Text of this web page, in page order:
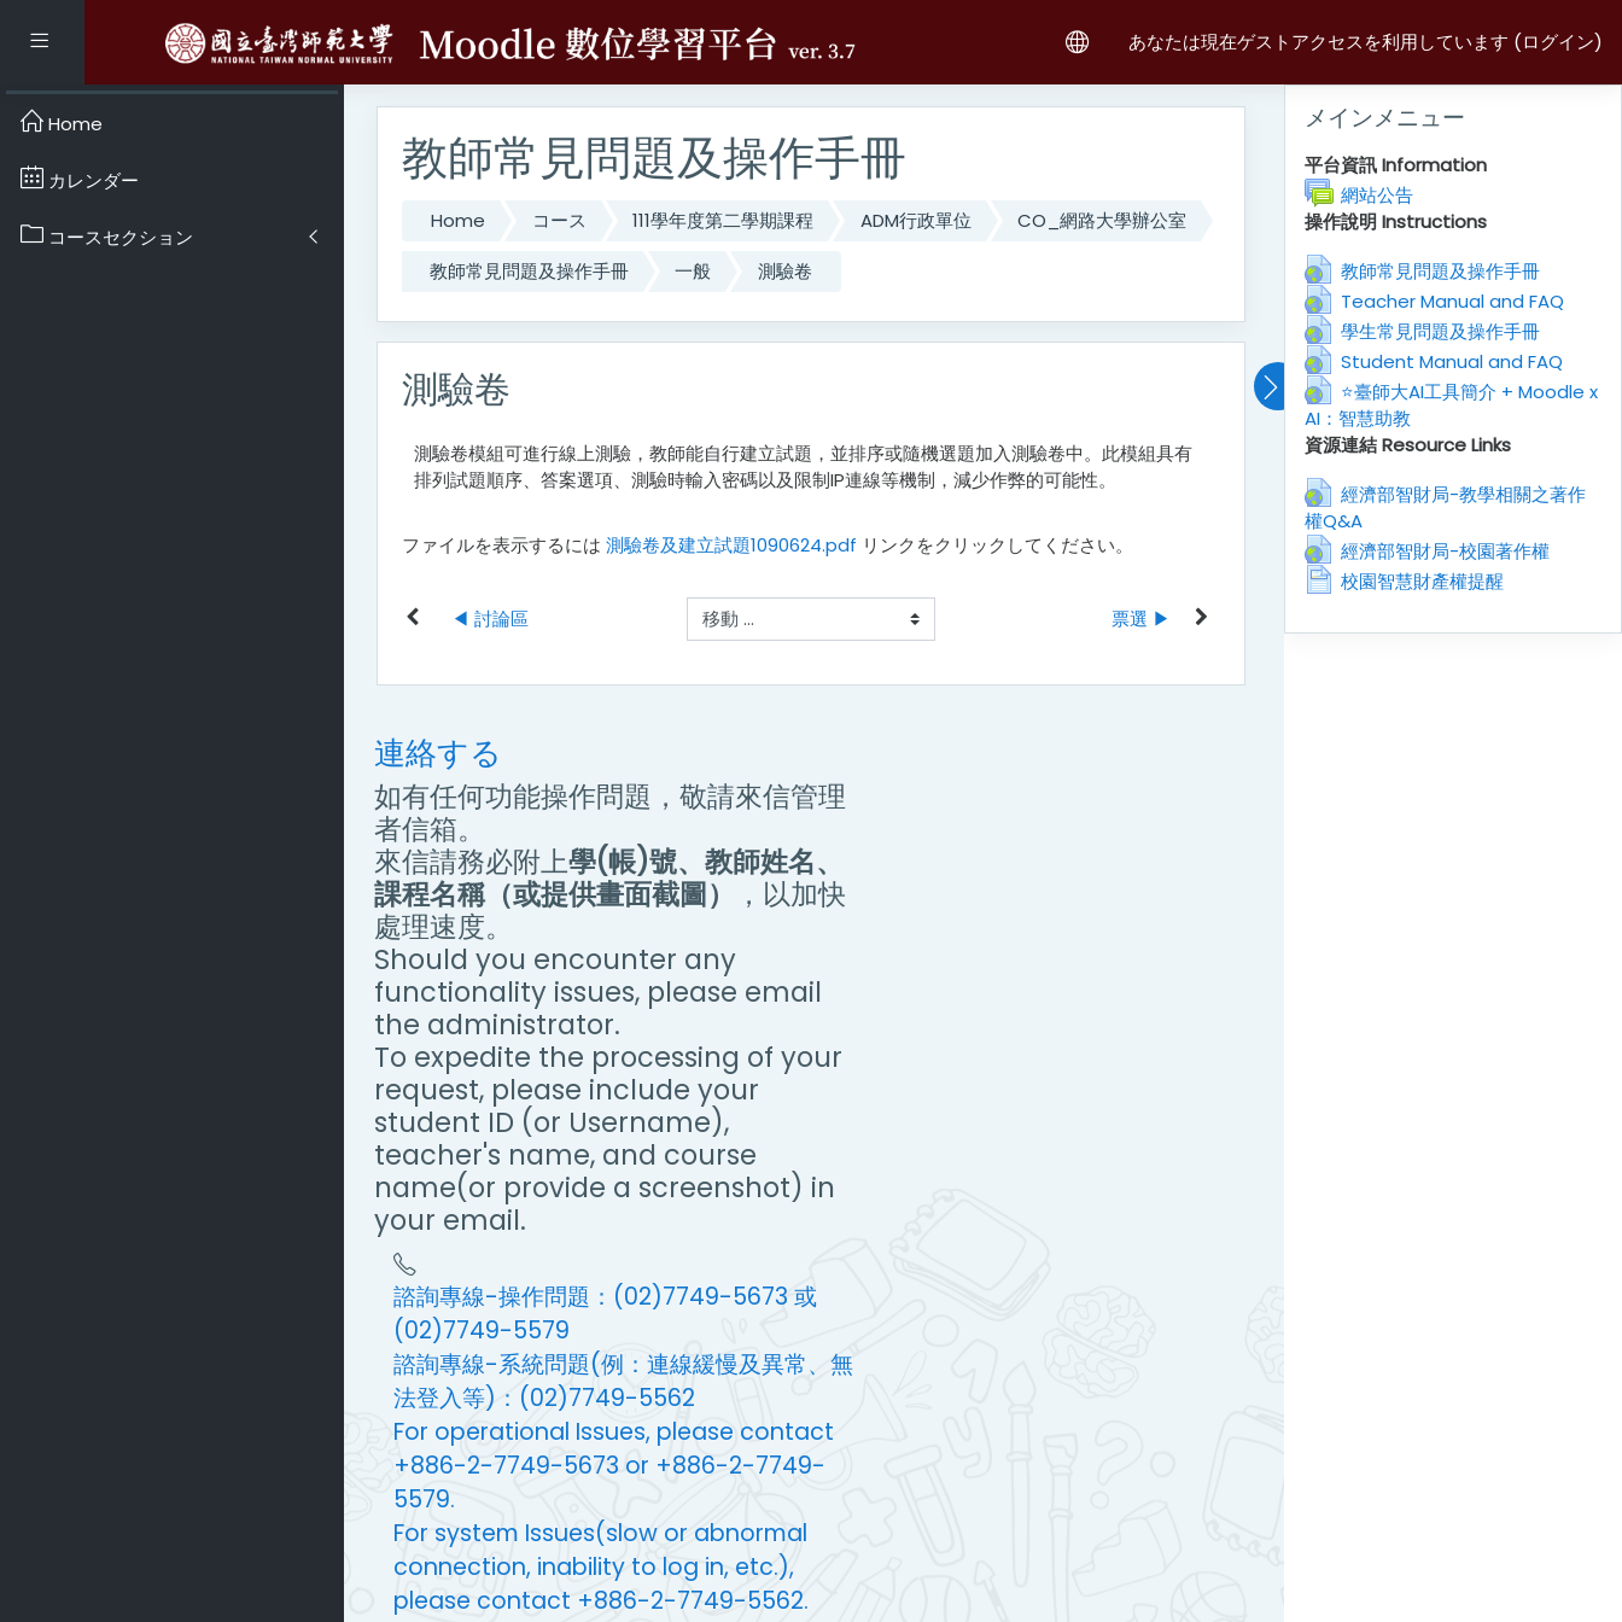
サイドパネル あなたは現在ゲストアクセスを利用しています (ログイン)
教師常見問題及操作手冊
Home コース 111學年度第二學期課程 ADM行政單位
CO_網路大學辦公室
教師常見問題及操作手冊
一般 測驗卷
測驗卷
測驗卷模組可進行線上測驗，教師能自行建立試題，並排序或隨機選題加入測驗卷中。此模組具有
排列試題順序、答案選項、測驗時輸入密碼以及限制IP連線等機制，減少作弊的可能性。
ファイルを表示するには 測驗卷及建立試題1090624.pdf リンクをクリックしてください。
◀︎ 討論區 移動 ... 票選 ▶︎
メインメニュー
平台資訊 Information
網站公告
操作說明 Instructions
教師常見問題及操作手冊
Teacher Manual and FAQ
學生常見問題及操作手冊
Student Manual and FAQ
⭐臺師大AI工具簡介 + Moodle x
AI：智慧助教
資源連結 Resource Links
經濟部智財局-教學相關之著作
權Q&A
經濟部智財局-校園著作權
校園智慧財產權提醒
Home
カレンダー
コースセクション
連絡する
如有任何功能操作問題，敬請來信管理
者信箱。
來信請務必附上學(帳)號、教師姓名、
課程名稱（或提供畫面截圖）
，以加快
處理速度。
Should you encounter any
functionality issues, please email
the administrator.
To expedite the processing of your
request, please include your
student ID (or Username),
teacher's name, and course
name(or provide a screenshot) in
your email.
諮詢專線-操作問題：(02)7749-5673 或
(02)7749-5579
諮詢專線-系統問題(例：連線緩慢及異常、無
法登入等)：(02)7749-5562
For operational Issues, please contact
+886-2-7749-5673 or +886-2-7749-
5579.
For system Issues(slow or abnormal
connection, inability to log in, etc.),
please contact +886-2-7749-5562.